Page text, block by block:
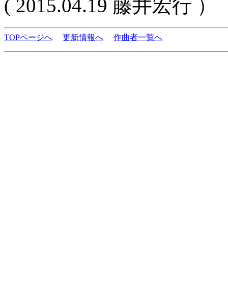
( 2015.04.19 藤井宏行 ）
TOPページへ 更新情報へ 作曲者一覧へ